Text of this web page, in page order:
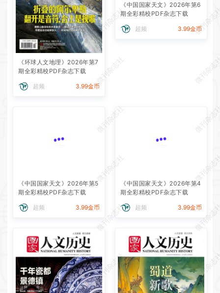
《环球人文地理》2026年第7
期全彩精校PDF杂志下载
超频 3.99金币
《中国国家天文》2026年第6
期全彩精校PDF杂志下载
超频 3.99金币
《中国国家天文》2026年第5
期全彩精校PDF杂志下载
超频 3.99金币
《中国国家天文》2026年第4
期全彩精校PDF杂志下载
超频 3.99金币
微刊杂志社
微刊杂
微刊杂志社
微刊杂
微刊杂志社
微刊杂
微刊杂志社
微刊杂
微刊杂志社
微刊杂
微刊杂志社
微刊杂